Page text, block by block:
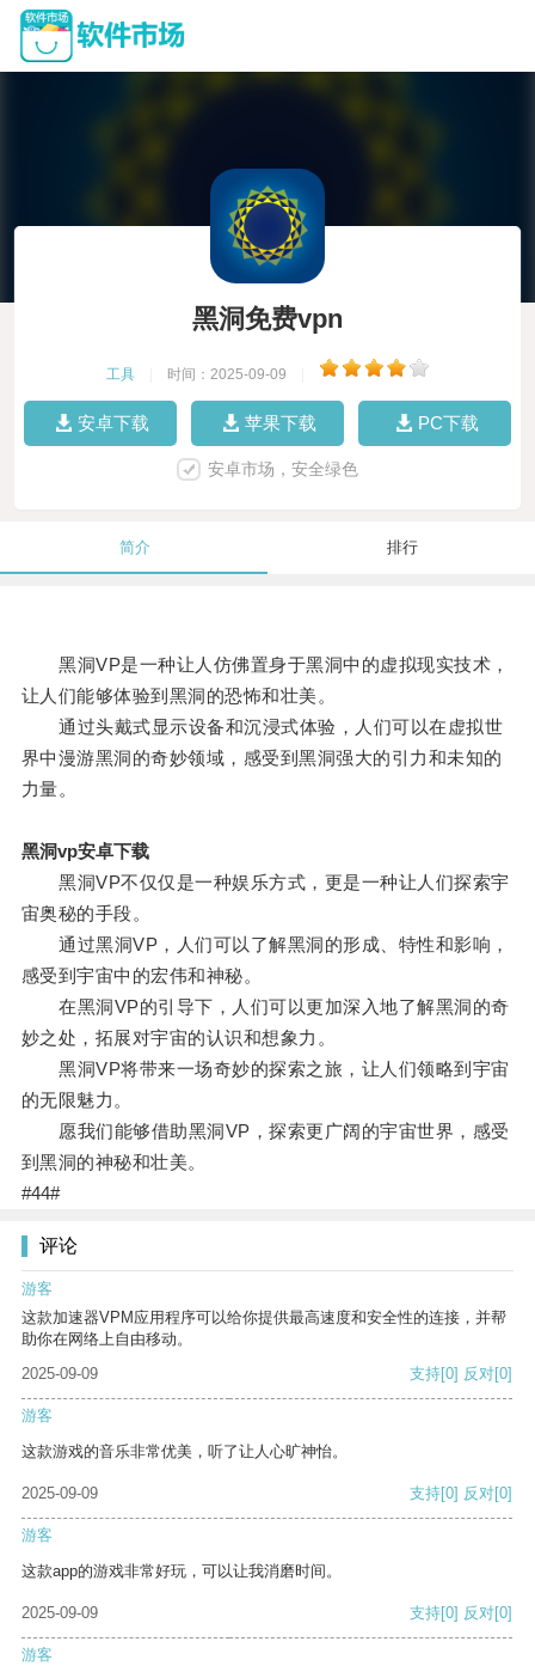
黑洞免费vpn
工具 时间：2025-09-09
安卓下载 苹果下载 PC下载
安卓市场，安全绿色
简介 排行
黑洞VP是一种让人仿佛置身于黑洞中的虚拟现实技术，
让人们能够体验到黑洞的恐怖和壮美。
通过头戴式显示设备和沉浸式体验，人们可以在虚拟世
界中漫游黑洞的奇妙领域，感受到黑洞强大的引力和未知的
力量。
黑洞vp安卓下载
黑洞VP不仅仅是一种娱乐方式，更是一种让人们探索宇
宙奥秘的手段。
通过黑洞VP，人们可以了解黑洞的形成、特性和影响，
感受到宇宙中的宏伟和神秘。
在黑洞VP的引导下，人们可以更加深入地了解黑洞的奇
妙之处，拓展对宇宙的认识和想象力。
黑洞VP将带来一场奇妙的探索之旅，让人们领略到宇宙
的无限魅力。
愿我们能够借助黑洞VP，探索更广阔的宇宙世界，感受
到黑洞的神秘和壮美。
#44#
评论
游客
这款加速器VPM应用程序可以给你提供最高速度和安全性的连接，并帮
助你在网络上自由移动。
2025-09-09
支持[0] 反对[0]
游客
这款游戏的音乐非常优美，听了让人心旷神怡。
2025-09-09 支持[0] 反对[0]
游客
这款app的游戏非常好玩，可以让我消磨时间。
2025-09-09 支持[0] 反对[0]
游客